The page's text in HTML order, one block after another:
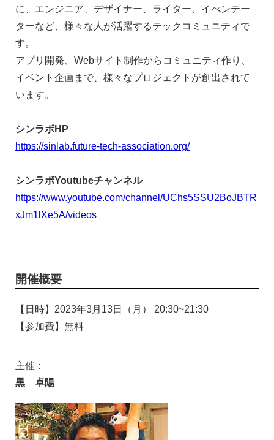
に、エンジニア、デザイナー、ライター、イべンテー
ターなど、様々な人が活躍するテックコミュニティで
す。
アプリ開発、Webサイト制作からコミュニティ作り、
イベント企画まで、様々なプロジェクトが創出されて
います。
シンラボHP
https://sinlab.future-tech-association.org/
シンラボYoutubeチャンネル
https://www.youtube.com/channel/UChs5SSU2BoJBTR
xJm1lXe5A/videos
開催概要
【日時】2023年3月13日（月） 20:30~21:30
【参加費】無料
主催：
黒 卓陽